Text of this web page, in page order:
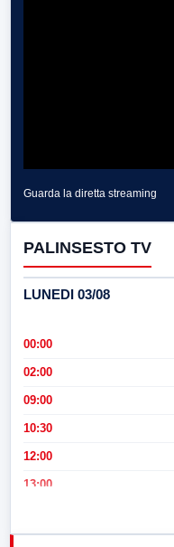
Guarda la diretta streaming
PALINSESTO TV
LUNEDI 03/08
00:00
02:00
09:00
10:30
12:00
13:00